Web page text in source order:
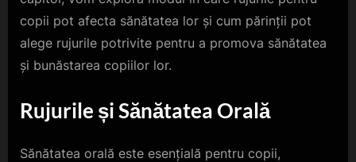
copii pot afecta sănătatea lor și cum părinții pot
alege rujurile potrivite pentru a promova sănătatea
și bunăstarea copiilor lor.
Rujurile și Sănătatea Orală
Sănătatea orală este esențială pentru copii,